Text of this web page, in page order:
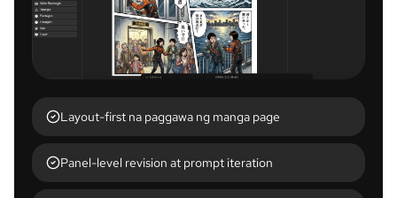
Layout-first na paggawa ng manga page
Panel-level revision at prompt iteration